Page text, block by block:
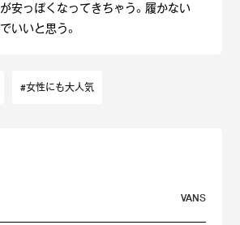
が安っぽくなってきちゃう。履かない
でいいと思う。
#女性にも大人気
VANS